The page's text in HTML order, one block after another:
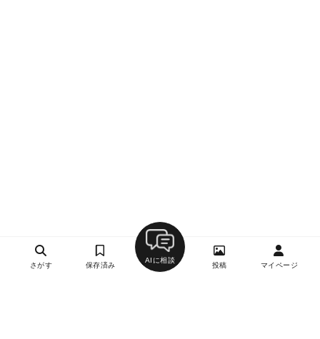
さがす 保存済み
AIに相談
投稿 マイページ